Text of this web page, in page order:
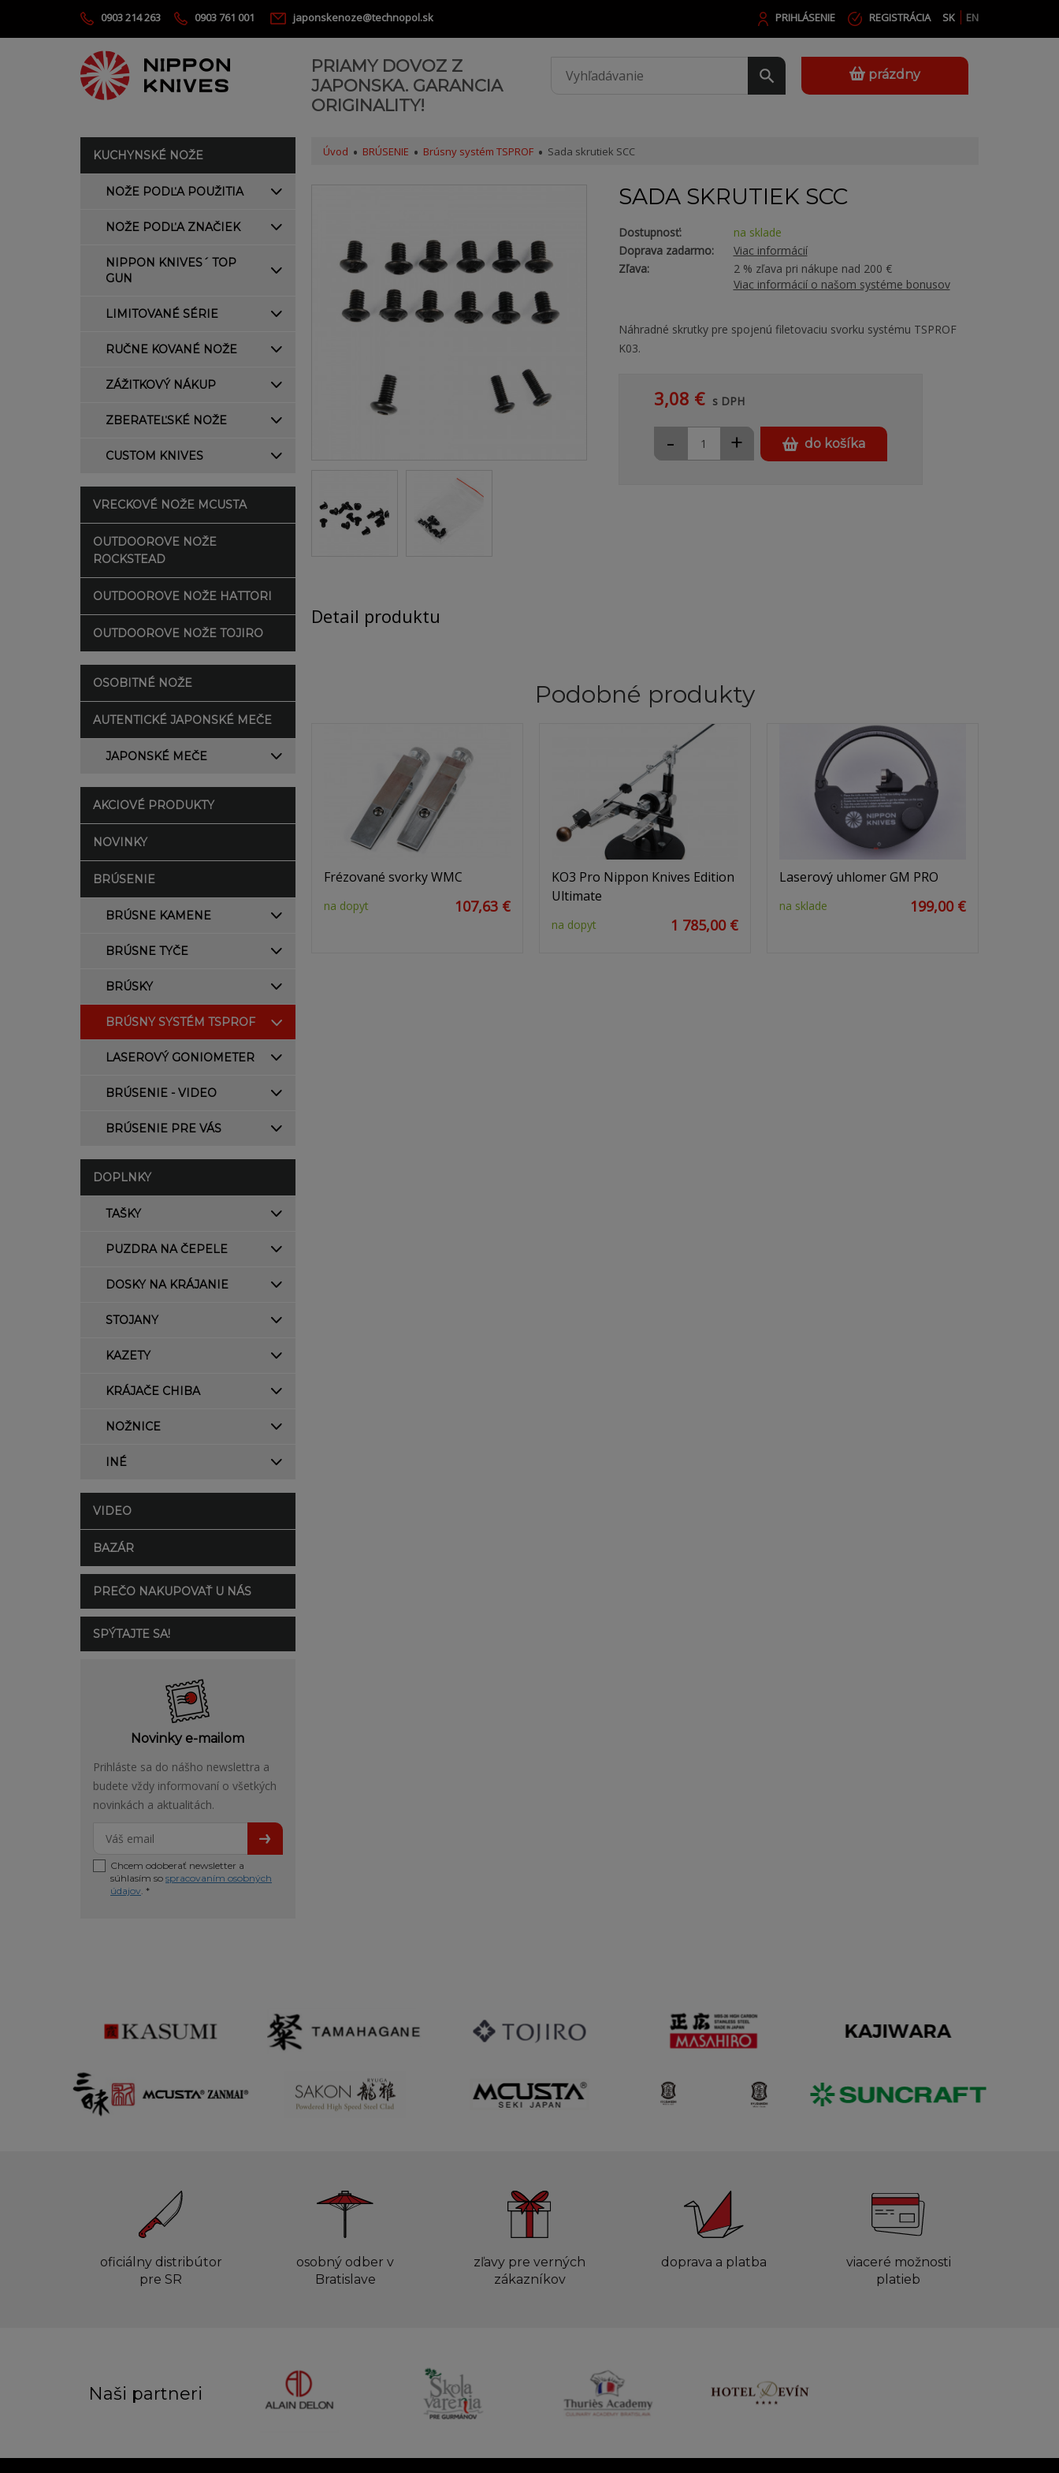
0903 214 263 0903 761 001 japonskenoze@technopol.sk SK EN
PRIHLÁSENIE REGISTRÁCIA
PRIAMY DOVOZ Z
JAPONSKA. GARANCIA
ORIGINALITY!
prázdny
KUCHYNSKÉ NOŽE
NOŽE PODĽA POUŽITIA
NOŽE PODĽA ZNAČIEK
NIPPON KNIVES´ TOP
GUN
LIMITOVANÉ SÉRIE
RUČNE KOVANÉ NOŽE
ZÁŽITKOVÝ NÁKUP
ZBERATEĽSKÉ NOŽE
CUSTOM KNIVES
VRECKOVÉ NOŽE MCUSTA
OUTDOOROVE NOŽE
ROCKSTEAD
OUTDOOROVE NOŽE HATTORI
OUTDOOROVE NOŽE TOJIRO
OSOBITNÉ NOŽE
AUTENTICKÉ JAPONSKÉ MEČE
JAPONSKÉ MEČE
AKCIOVÉ PRODUKTY
NOVINKY
BRÚSENIE
BRÚSNE KAMENE
BRÚSNE TYČE
BRÚSKY
BRÚSNY SYSTÉM TSPROF
LASEROVÝ GONIOMETER
BRÚSENIE - VIDEO
BRÚSENIE PRE VÁS
DOPLNKY
TAŠKY
PUZDRA NA ČEPELE
DOSKY NA KRÁJANIE
STOJANY
KAZETY
KRÁJAČE CHIBA
NOŽNICE
INÉ
VIDEO
BAZÁR
PREČO NAKUPOVAŤ U NÁS
SPÝTAJTE SA!
Novinky e-mailom
Prihláste sa do nášho newslettra a
budete vždy informovaní o všetkých
novinkách a aktualitách.
Chcem odoberať newsletter a
súhlasím so spracovaním osobných
údajov. *
Úvod BRÚSENIE Brúsny systém TSPROF Sada skrutiek SCC
SADA SKRUTIEK SCC
Dostupnosť:
na sklade
Doprava zadarmo:
Viac informácií
Zľava:
2 % zľava pri nákupe nad 200 €
Viac informácií o našom systéme bonusov
Náhradné skrutky pre spojenú filetovaciu svorku systému TSPROF
K03.
3,08 € s DPH
+
- do košíka
Detail produktu
Podobné produkty
Frézované svorky WMC
na dopyt 107,63 €
KO3 Pro Nippon Knives Edition
Ultimate
na dopyt 1 785,00 €
Laserový uhlomer GM PRO
na sklade 199,00 €
oficiálny distribútor
pre SR
osobný odber v
Bratislave
zľavy pre verných
zákazníkov
doprava a platba
viaceré možnosti
platieb
Naši partneri